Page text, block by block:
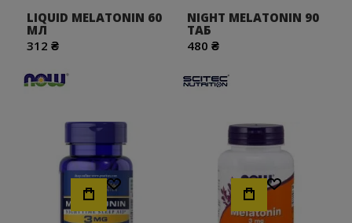
LIQUID MELATONIN 60
МЛ
312 ₴
NIGHT MELATONIN 90
ТАБ
480 ₴
Хочу! Хочу!